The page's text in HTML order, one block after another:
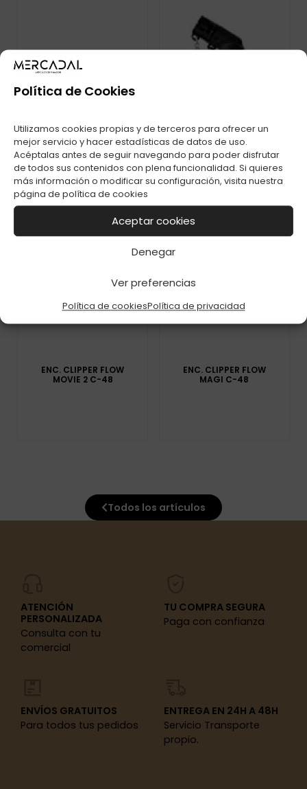
Política de Cookies
Utilizamos cookies propias y de terceros para ofrecer un
mejor servicio y hacer estadísticas de datos de uso.
Acéptalas antes de seguir navegando para poder disfrutar
de todos sus contenidos con plena funcionalidad. Si quieres
más información o modificar su configuración, visita nuestra
página de política de cookies
Aceptar cookies
Denegar
Ver preferencias
Política de cookiesPolítica de privacidad
ENC. CLIPPER
DECORADO MIRROR
SKULLS C-48
LASER
TRANSLUCENT PROF
ENC. CLIPPER FLOW
MOVIE 2 C-48
ENC. CLIPPER FLOW
MAGI C-48
Todos los artículos
ATENCIÓN
PERSONALIZADA
Consulta con tu
comercial
TU COMPRA SEGURA
Paga con confianza
ENVÍOS GRATUITOS
Para todos tus pedidos
ENTREGA EN 24H A 48H
Servicio Transporte
propio.